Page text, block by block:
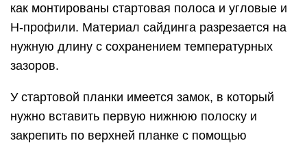
как монтированы стартовая полоса и угловые и
Н-профили. Материал сайдинга разрезается на
нужную длину с сохранением температурных
зазоров.
У стартовой планки имеется замок, в который
нужно вставить первую нижнюю полоску и
закрепить по верхней планке с помощью